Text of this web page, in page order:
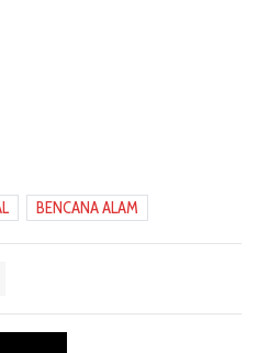
BENCANA ALAM